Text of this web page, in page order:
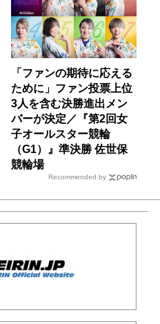
「ファンの期待に応える
ために」ファン投票上位
3人を含む決勝進出メン
バーが決定／『第2回女
子オールスター競輪
（G1）』準決勝 佐世保
競輪場
Recommended by